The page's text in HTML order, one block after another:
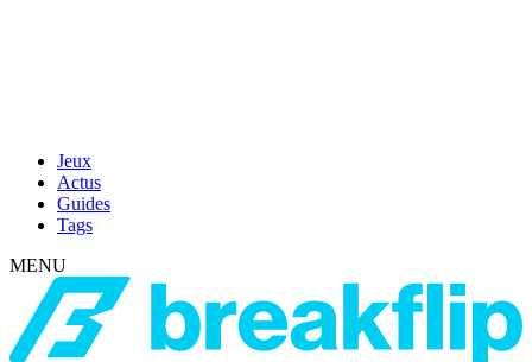
Jeux
Actus
Guides
Tags
MENU